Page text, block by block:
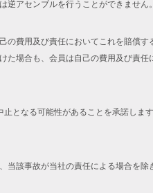
アセンブルを行うことができません。
費用及び責任においてこれを賠償す
た場合も、会員は自己の費用及び責任
となる可能性があることを承諾します
当該事故が当社の責任による場合を除